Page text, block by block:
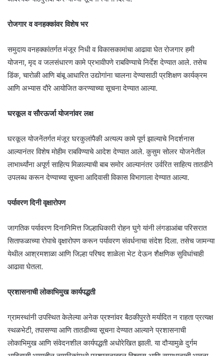
रोजगार व वनहक्कांवर विशेष भर
समुदाय वनहक्कांतर्गत मंजूर निधी व विकासकामांचा आढावा घेत रोजगार हमी
योजना, मृद व जलसंधारण कामे प्रभावीपणे राबविण्याचे निर्देश देण्यात आले. तसेच
डिंक, चारोळी आणि बांबू आधारित उद्योगांना चालना देण्यासाठी प्रशिक्षण कार्यक्रम
आणि अभ्यास दौरे आयोजित करण्याच्या सूचना देण्यात आल्या.
घरकूल व सौरऊर्जा योजनांवर लक्ष
घरकूल योजनेंतर्गत मंजूर घरकुलांपैकी अत्यल्प कामे पूर्ण झाल्याचे निदर्शनास
आल्यानंतर विशेष मोहीम राबविण्याचे आदेश देण्यात आले. कुसुम सोलर योजनेतील
लाभार्थ्यांना अपूर्ण साहित्य मिळाल्याची बाब समोर आल्यानंतर उर्वरित साहित्य तातडीने
उपलब्ध करून देण्याच्या सूचना आदिवासी विकास विभागाला देण्यात आल्या.
पर्यावरण दिनी वृक्षारोपण
जागतिक पर्यावरण दिनानिमित्त जिल्हाधिकारी रोहन घुगे यांनी लंगडाआंबा परिसरात
सिताफळाच्या रोपाचे वृक्षारोपण करून पर्यावरण संवर्धनाचा संदेश दिला. तसेच जामन्या
येथील आश्रमशाळा आणि जिल्हा परिषद शाळेला भेट देऊन शैक्षणिक सुविधांचाही
आढावा घेतला.
प्रशासनाची लोकाभिमुख कार्यपद्धती
ग्रामस्थांनी उपस्थित केलेल्या अनेक प्रश्नांवर बैठकीपुरते मर्यादित न राहता प्रत्यक्ष
स्थळभेटी, तपासण्या आणि तातडीच्या सूचना देण्यात आल्याने प्रशासनाची
लोकाभिमुख आणि संवेदनशील कार्यपद्धती अधोरेखित झाली. या दौऱ्यामुळे दुर्गम